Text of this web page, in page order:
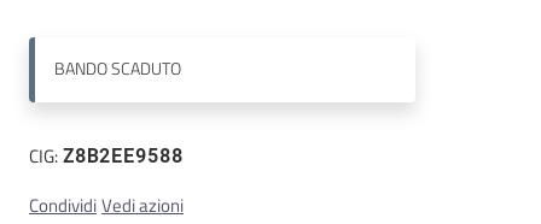
Contatti
BANDOSCADUTO
CIG:Z8B2EE9588
CondividiVedi azioni